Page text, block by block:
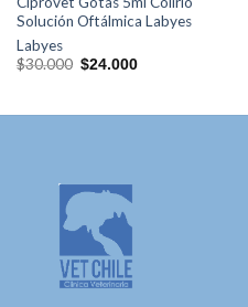
Solución Oftálmica Labyes
Labyes
$30.000 El
$30.000.
$24.000El
$24.000.